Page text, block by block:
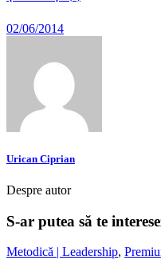
02/06/2014
Urican Ciprian
Despre autor
S-ar putea să te
Metodică | Leadership,